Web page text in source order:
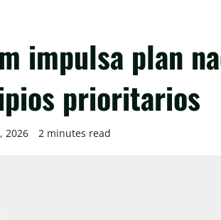
impulsa plan
prioritarios
2026 2 minutes read